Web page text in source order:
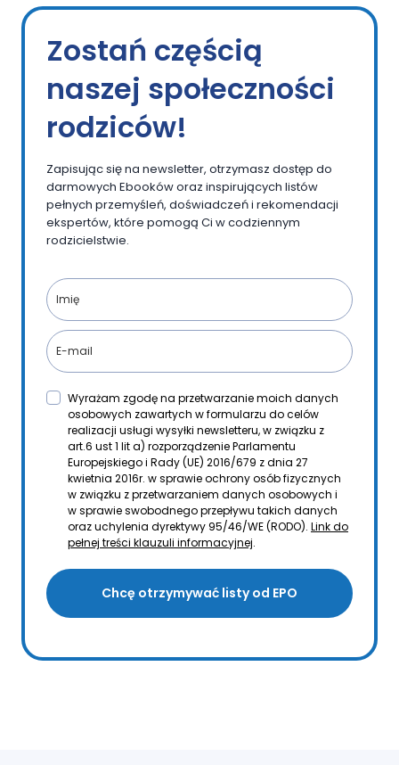
Zostań częścią
naszej społeczności
rodziców!
Zapisując się na newsletter, otrzymasz dostęp do
darmowych Ebooków oraz inspirujących listów
pełnych przemyśleń, doświadczeń i rekomendacji
ekspertów, które pomogą Ci w codziennym
rodzicielstwie.
Wyrażam zgodę na przetwarzanie moich danych
osobowych zawartych w formularzu do celów
realizacji usługi wysyłki newsletteru, w związku z
art.6 ust 1 lit a) rozporządzenie Parlamentu
Europejskiego i Rady (UE) 2016/679 z dnia 27
kwietnia 2016r. w sprawie ochrony osób fizycznych
w związku z przetwarzaniem danych osobowych i
w sprawie swobodnego przepływu takich danych
oraz uchylenia dyrektywy 95/46/WE (RODO). Link do
pełnej treści klauzuli informacyjnej.
Chcę otrzymywać listy od EPO